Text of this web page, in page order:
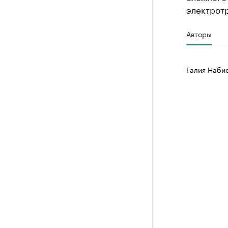
Авторы
Галия